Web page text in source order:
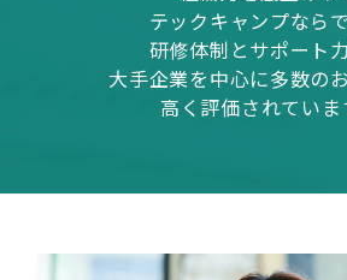
テックキャンプなら
研修体制とサポート力
大手企業を中心に多数の
高く評価されていま